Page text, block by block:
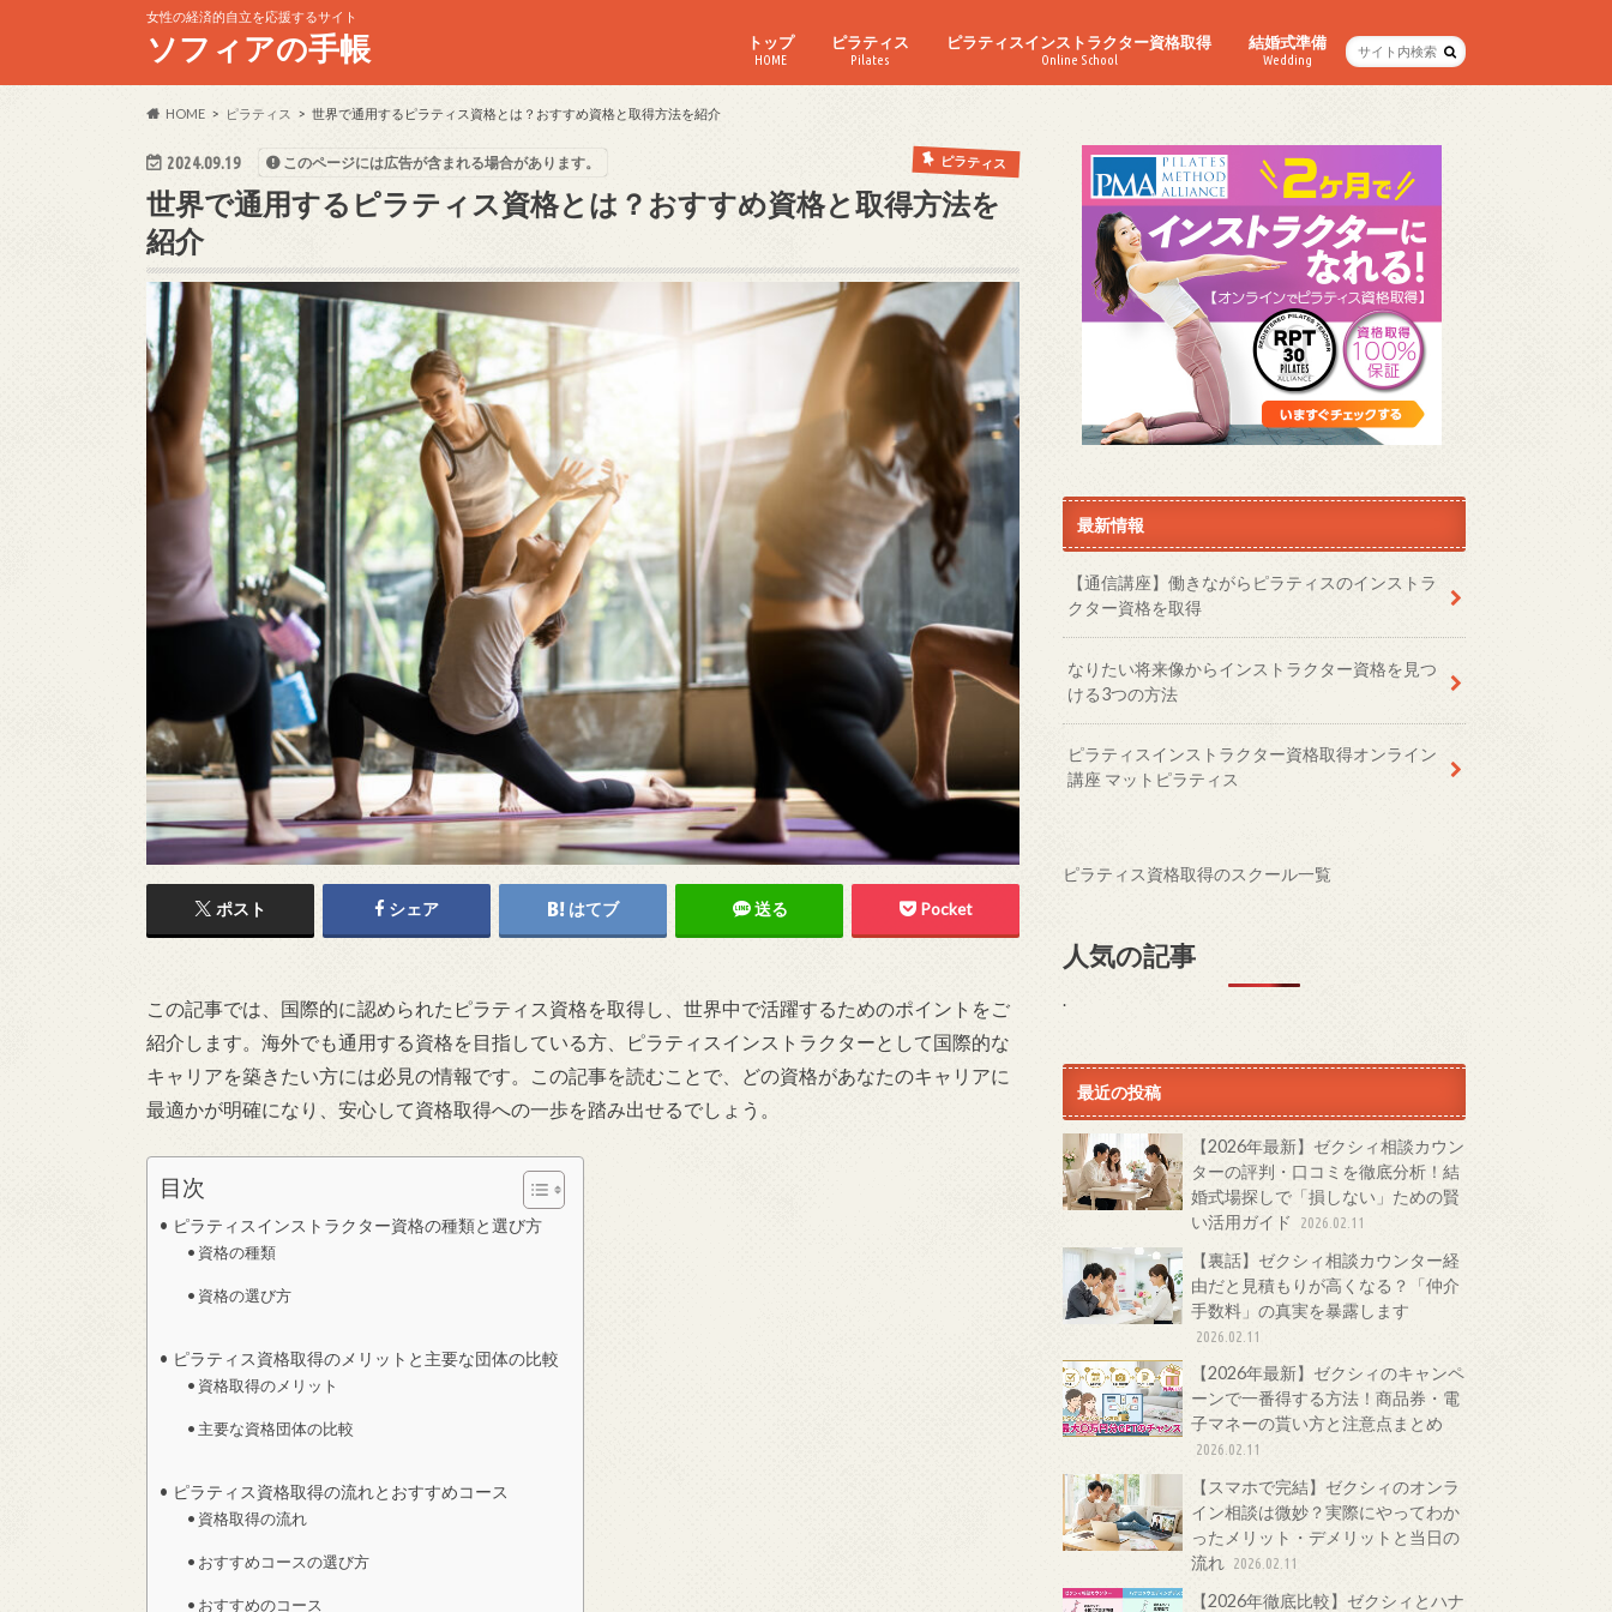
女性の経済的自立を応援するサイト
ソフィアの手帳 トップ
HOME
ピラティス
Pilates
ピラティスインストラクター資格取得
Online School
結婚式準備
Wedding
HOME ピラティス 世界で通用するピラティス資格とは？おすすめ資格と取得方法を紹介
2024.09.19 ピラティス
このページには広告が含まれる場合があります。
世界で通用するピラティス資格とは？おすすめ資格と取得方法を
紹介
ポスト シェア はてブ 送る Pocket
この記事では、国際的に認められたピラティス資格を取得し、世界中で活躍するためのポイントをご
紹介します。海外でも通用する資格を目指している方、ピラティスインストラクターとして国際的な
キャリアを築きたい方には必見の情報です。この記事を読むことで、どの資格があなたのキャリアに
最適かが明確になり、安心して資格取得への一歩を踏み出せるでしょう。
目次
ピラティスインストラクター資格の種類と選び方
資格の種類
資格の選び方
ピラティス資格取得のメリットと主要な団体の比較
資格取得のメリット
主要な資格団体の比較
ピラティス資格取得の流れとおすすめコース
資格取得の流れ
おすすめコースの選び方
おすすめのコース
最新情報
【通信講座】働きながらピラティスのインストラ
クター資格を取得
なりたい将来像からインストラクター資格を見つ
ける3つの方法
ピラティスインストラクター資格取得オンライン
講座 マットピラティス
ピラティス資格取得のスクール一覧
人気の記事
.
最近の投稿
【2026年最新】ゼクシィ相談カウン
ターの評判・口コミを徹底分析！結
婚式場探しで「損しない」ための賢
い活用ガイド
2026.02.11
【裏話】ゼクシィ相談カウンター経
由だと見積もりが高くなる？「仲介
手数料」の真実を暴露します
2026.02.11
【2026年最新】ゼクシィのキャンペ
ーンで一番得する方法！商品券・電
子マネーの貰い方と注意点まとめ
2026.02.11
【スマホで完結】ゼクシィのオンラ
イン相談は微妙？実際にやってわか
ったメリット・デメリットと当日の
流れ 2026.02.11
【2026年徹底比較】ゼクシィとハナ